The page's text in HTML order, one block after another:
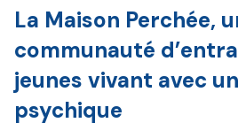
La Maison Perchée,
communauté
jeunes vivant avec
psychique